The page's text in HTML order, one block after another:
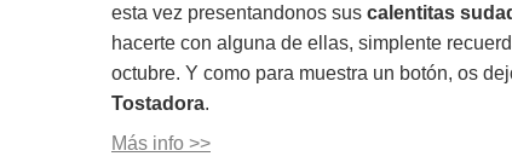
esta vez presentandonos sus calentitas
hacerte con alguna de ellas, simplente
octubre. Y como para muestra un botón, os
Tostadora.
Más info >>